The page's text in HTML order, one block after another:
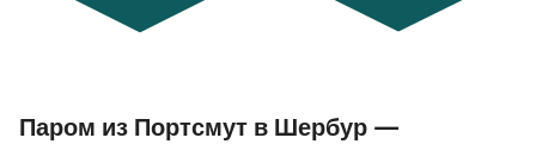
Паром из Портсмут в Шербур —